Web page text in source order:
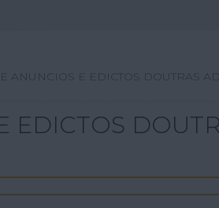
ANUNCIOS E EDICTOS DOUTRAS
EDICTOS